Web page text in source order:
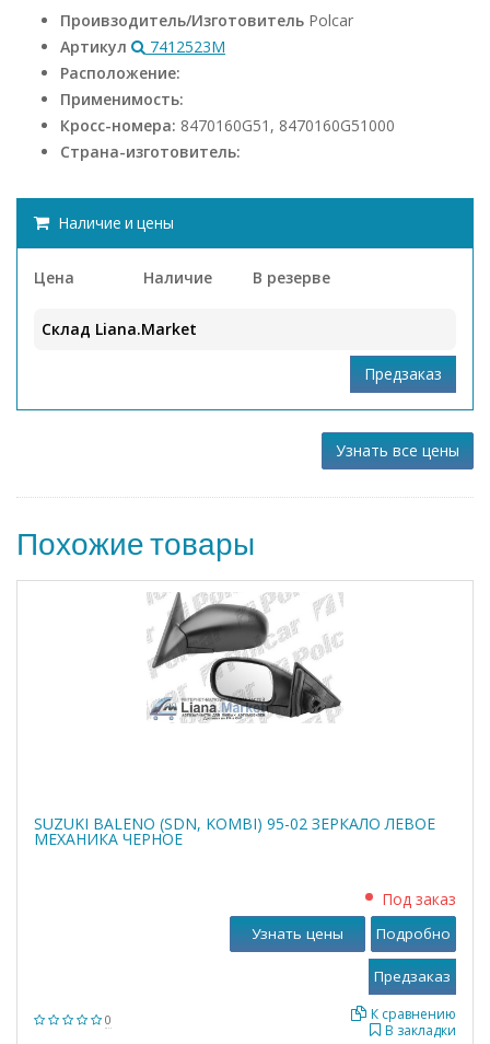
Проивзодитель/Изготовитель Polcar
Артикул
7412523M
Расположение:
Применимость:
Кросс-номера: 8470160G51, 8470160G51000
Страна-изготовитель:
Наличие и цены
Цена Наличие В резерве
Склад Liana.Market
Узнать все цены
Похожие товары
SUZUKI BALENO (SDN, KOMBI) 95-02 ЗЕРКАЛО ЛЕВОЕ
МЕХАНИКА ЧЕРНОЕ
0
Под заказ
В закладки
К сравнению
Узнать цены Подробно